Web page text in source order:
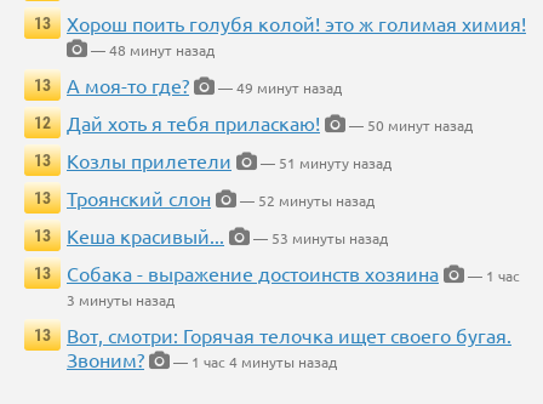
13
Хорош поить голубя колой! это ж голимая химия!
— 48 минут назад
13
А моя-то где?
— 49 минут назад
12
Дай хоть я тебя приласкаю!
— 50 минут назад
13
Козлы прилетели
— 51 минуту назад
13
Троянский слон
— 52 минуты назад
13
Кеша красивый...
— 53 минуты назад
13
Собака - выражение достоинств хозяина
— 1 час
3 минуты назад
13
Вот, смотри: Горячая телочка ищет своего бугая.
Звоним?
— 1 час 4 минуты назад